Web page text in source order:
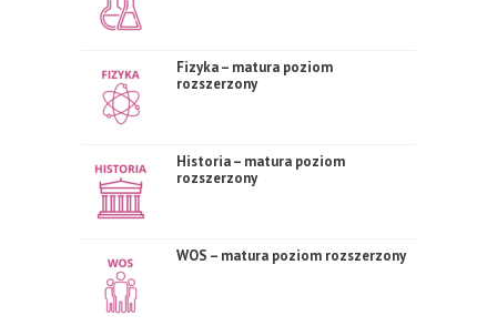
Fizyka – matura poziom
rozszerzony
Historia – matura poziom
rozszerzony
WOS – matura poziom rozszerzony